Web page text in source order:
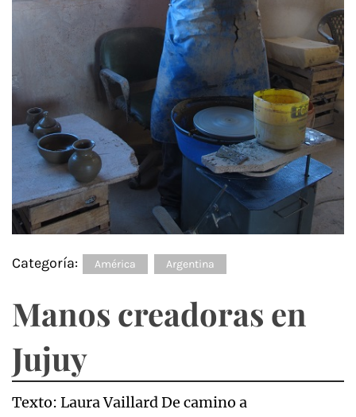
Categoría: América Argentina
Manos creadoras en
Jujuy
Texto: Laura Vaillard De camino a